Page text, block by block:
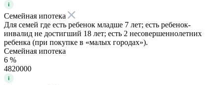
Семейная ипотека
Для семей где есть ребенок младше 7 лет; есть ребенок-
инвалид не достигший 18 лет; есть 2 несовершеннолетних
ребенка (при покупке в «малых городах»).
Семейная ипотека
6 %
4820000